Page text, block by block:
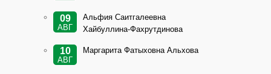
09
АВГ
Альфия Саитгалеевна
Хайбуллина-Фахрутдинова
10
АВГ
Маргарита Фатыховна Альхова